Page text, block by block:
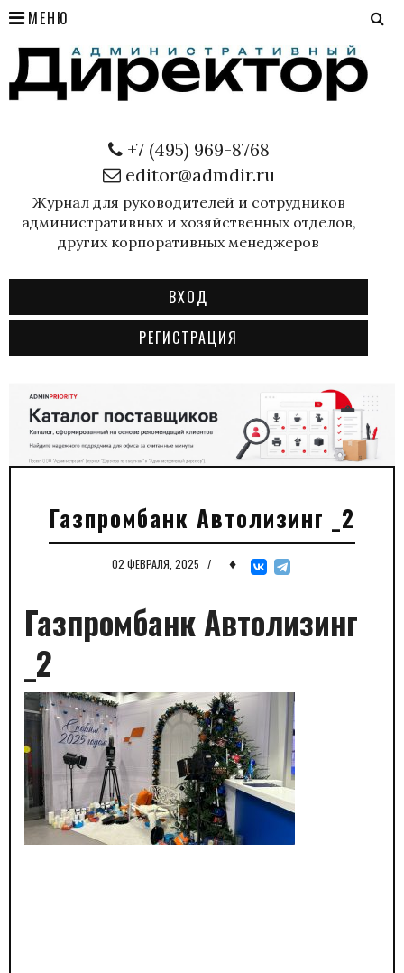
МЕНЮ
+7 (495) 969-8768
editor@admdir.ru
Журнал для руководителей и сотрудников
административных и хозяйственных отделов,
других корпоративных менеджеров
ВХОД
РЕГИСТРАЦИЯ
Газпромбанк Автолизинг _2
02 ФЕВРАЛЯ, 2025 / ♦
Газпромбанк Автолизинг
_2